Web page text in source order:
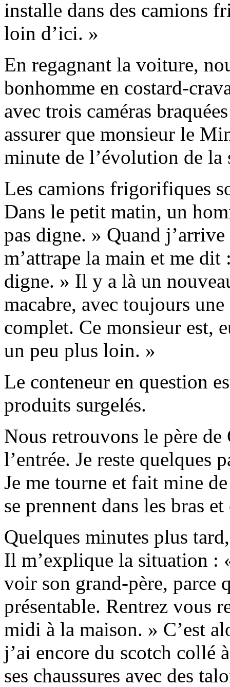
installe dans des camions
loin d’ici. »
En regagnant la voiture,
bonhomme en costard-
avec trois caméras
assurer que monsieur le
minute de l’évolution de
Les camions frigorifiques
Dans le petit matin, un
pas digne. » Quand
m’attrape la main et me dit
digne. » Il y a là un
macabre, avec toujours
complet. Ce monsieur est,
un peu plus loin. »
Le conteneur en question
produits surgelés.
Nous retrouvons le père
l’entrée. Je reste quelques
Je me tourne et fait mine
se prennent dans les bras
Quelques minutes plus
Il m’explique la situation :
voir son grand-père, parce
présentable. Rentrez vous
midi à la maison. » C’est
j’ai encore du scotch collé
ses chaussures avec des